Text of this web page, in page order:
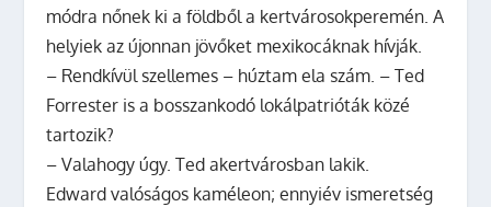
módra nőnek ki a földből a kertvárosokperemén. A
helyiek az újonnan jövőket mexikocáknak hívják.
– Rendkívül szellemes – húztam ela szám. – Ted
Forrester is a bosszankodó lokálpatrióták közé
tartozik?
– Valahogy úgy. Ted akertvárosban lakik.
Edward valóságos kaméleon; ennyiév ismeretség